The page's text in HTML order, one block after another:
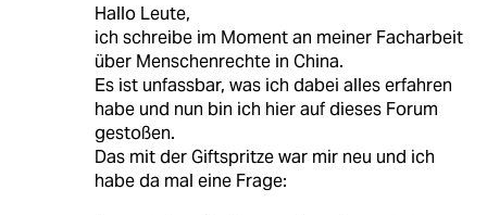
Hallo Leute,
ich schreibe im Moment an meiner Facharbeit
über Menschenrechte in China.
Es ist unfassbar, was ich dabei alles erfahren
habe und nun bin ich hier auf dieses Forum
gestoßen.
Das mit der Giftspritze war mir neu und ich
habe da mal eine Frage: